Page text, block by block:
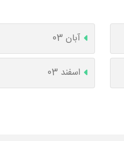
آبان 03
اسفند 03